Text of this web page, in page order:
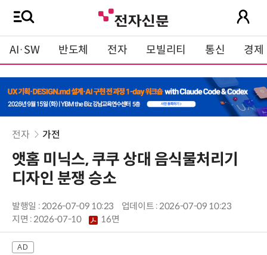
AI·SW 반도체 전자 모빌리티 통신 경제
전자 가전
앳홈 미닉스, 쿠쿠 상대 음식물처리기
디자인 분쟁 승소
발행일 : 2026-07-09 10:23
업데이트 : 2026-07-09 10:23
지면 :2026-07-10 16면